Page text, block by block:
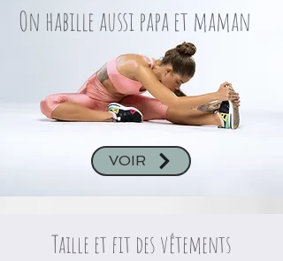
On habille aussi papa et maman
VOIR
Taille et fit des vêtements